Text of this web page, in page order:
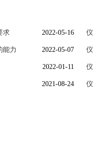
求
2022-05-16
能力 2022-05-07
2022-01-11
2021-08-24